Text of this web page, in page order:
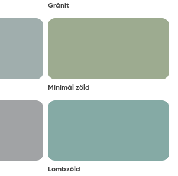
Gránit
Minimál zöld
Lombzöld